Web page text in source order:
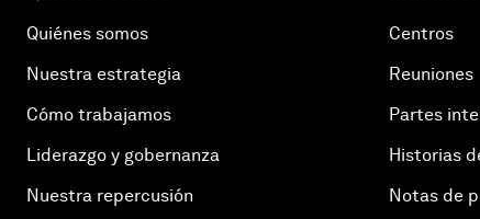
Quiénes somos
Nuestra estrategia
Cómo trabajamos
Liderazgo y gobernanza
Nuestra repercusión
Centros
Reuniones
Partes
Historias
Notas de